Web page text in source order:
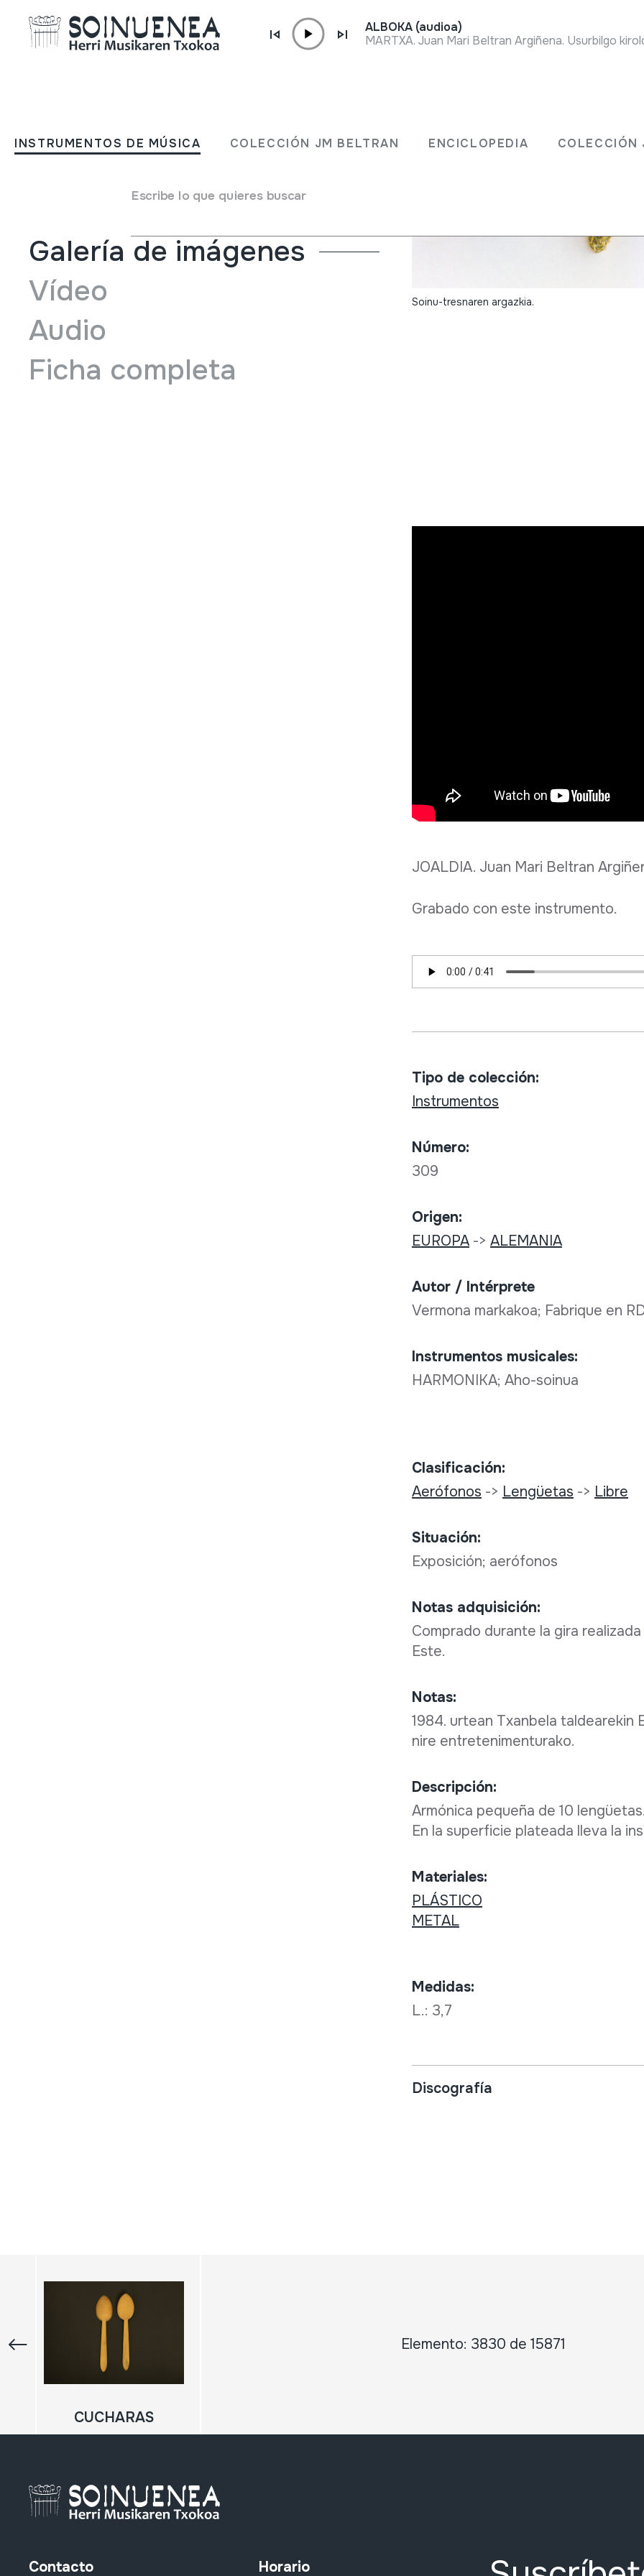
INSTRUMENTOS DE MÚSICA COLECCIÓN JM BELTRAN ENCICLOPEDIA COLECCIÓN
Escribe lo que quieres buscar
ALBOKA (audioa)
MARTXA. Juan Mari Beltran Argiñena. Usurbilgo
AHO-SOINUA; HARMONIKA
Tipo de Instrumento de música Aerófonos->Lengüetas
Galería de imágenes
Vídeo
Audio
Ficha completa
Soinu-tresnaren argazkia.
JOALDIA. Juan Mari Beltran
Grabado con este instrumento.
Tipo de colección:
Instrumentos
Número:
309
Origen:
EUROPA-> ALEMANIA
Autor / Intérprete
Vermona markakoa; Fabrique en
Instrumentos musicales:
HARMONIKA; Aho-soinua
Clasificación:
Aerófonos -> Lengüetas -> Libre
Situación:
Exposición; aerófonos
Notas adquisición:
Comprado durante la gira
Este.
Notas:
1984. urtean Txanbela taldearekin
nire entretenimenturako.
Descripción:
Armónica pequeña de 10
En la superficie plateada lleva la
Materiales:
PLÁSTICO
METAL
Medidas:
L.: 3,7
Discografía
Elemento: 3830 de 15871
CUCHARAS
Contacto Horario